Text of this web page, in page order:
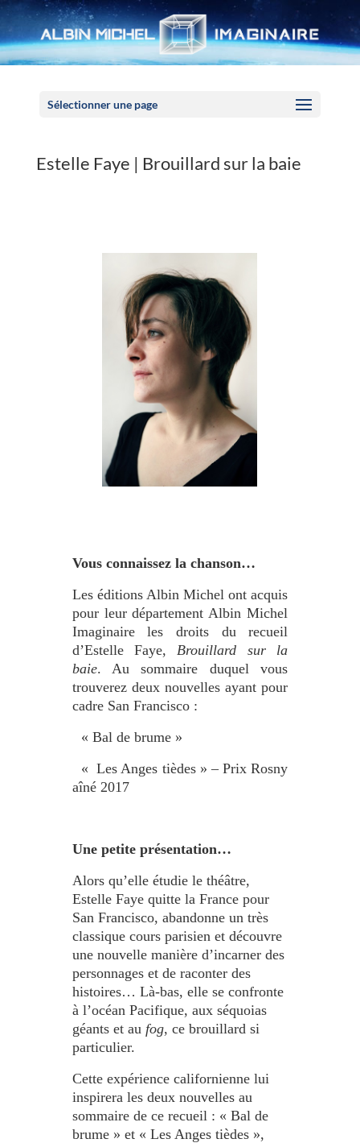
Sélectionner une page
Estelle Faye | Brouillard sur la baie
Vous connaissez la chanson…
Les éditions Albin Michel ont acquis
pour leur département Albin Michel
Imaginaire les droits du recueil
d’Estelle Faye,Brouillard sur la
baie. Au sommaire duquel vous
trouverez deux nouvelles ayant pour
cadre San Francisco :
« Bal de brume »
« Les Anges tièdes » – Prix Rosny
aîné 2017
Une petite présentation…
Alors qu’elle étudie le théâtre,
Estelle Faye quitte la France pour
San Francisco, abandonne un très
classique cours parisien et découvre
une nouvelle manière d’incarner des
personnages et de raconter des
histoires… Là-bas, elle se confronte
à l’océan Pacifique, aux séquoias
géants et au fog, ce brouillard si
particulier.
Cette expérience californienne lui
inspirera les deux nouvelles au
sommaire de ce recueil : « Bal de
brume » et « Les Anges tièdes »,
Panneau de gestion des cookies